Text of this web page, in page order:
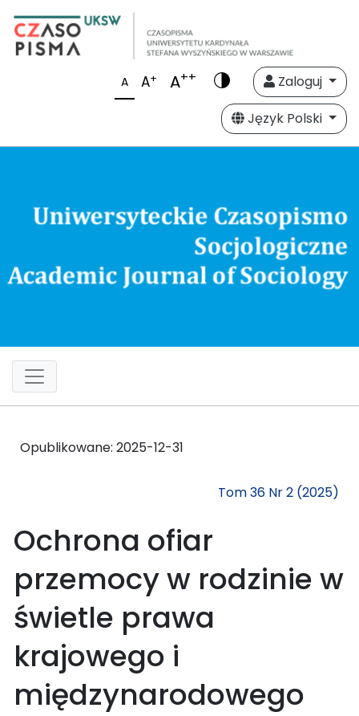
A A+ A++
Zaloguj
Język Polski
Opublikowane: 2025-12-31
Tom 36 Nr 2 (2025)
Ochrona ofiar
przemocy w rodzinie w
świetle prawa
krajowego i
międzynarodowego